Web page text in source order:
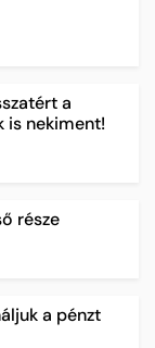
a
is nekiment!
része
a pénzt